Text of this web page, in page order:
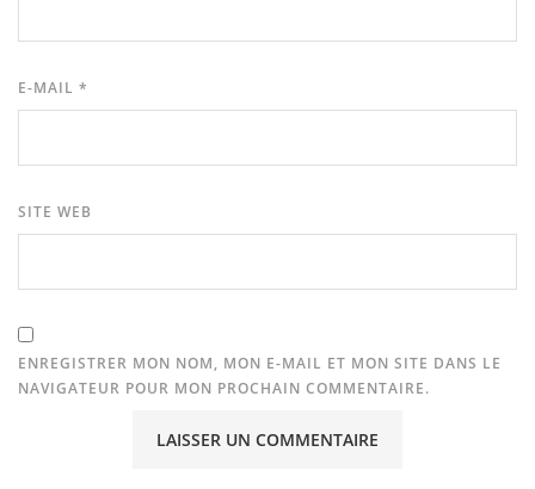
E-MAIL *
SITE WEB
ENREGISTRER MON NOM, MON E-MAIL ET MON SITE DANS LE
NAVIGATEUR POUR MON PROCHAIN COMMENTAIRE.